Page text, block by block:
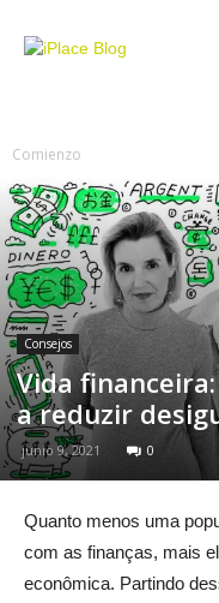
Comienzo
Consejos
Vida
a reduzir
junio 9, 2021 0
Quanto menos uma
com as finanças, mais
econômica. Partindo